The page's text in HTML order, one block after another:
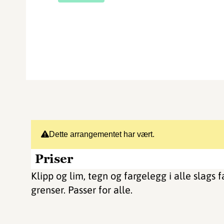
Dette arrangementet har vært.
Priser
Klipp og lim, tegn og fargelegg i alle slags
grenser. Passer for alle.